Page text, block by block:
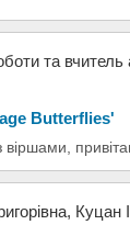
та вчитель
Butterflies'
віршами,
Куцан